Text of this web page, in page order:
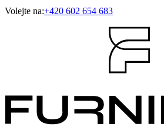
Volejte na:+420 602 654 683